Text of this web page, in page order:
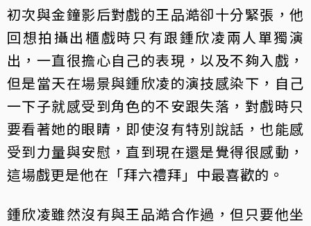
初次與金鐘影后對戲的王品澔卻十分緊張，他
回想拍攝出櫃戲時只有跟鍾欣凌兩人單獨演
出，一直很擔心自己的表現，以及不夠入戲，
但是當天在場景與鍾欣凌的演技感染下，自己
一下子就感受到角色的不安跟失落，對戲時只
要看著她的眼睛，即使沒有特別說話，也能感
受到力量與安慰，直到現在還是覺得很感動，
這場戲更是他在「拜六禮拜」中最喜歡的。
鍾欣凌雖然沒有與王品澔合作過，但只要他坐